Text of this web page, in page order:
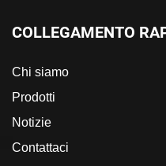
COLLEGAMENTO
Chi siamo
Prodotti
Notizie
Contattaci